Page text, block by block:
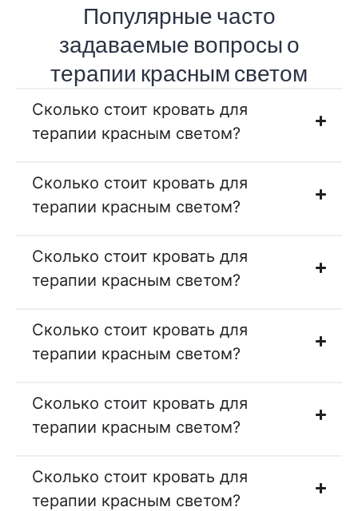
Популярные часто
задаваемые вопросы о
терапии красным светом
Сколько стоит кровать для
терапии красным светом?
Сколько стоит кровать для
терапии красным светом?
Сколько стоит кровать для
терапии красным светом?
Сколько стоит кровать для
терапии красным светом?
Сколько стоит кровать для
терапии красным светом?
Сколько стоит кровать для
терапии красным светом?